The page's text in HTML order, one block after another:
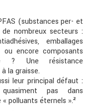
(substances per- et
nombreux secteurs :
emballages
ou encore composants
? Une résistance
la graisse.
leur principal défaut :
pas dans
« polluants éternels ».²